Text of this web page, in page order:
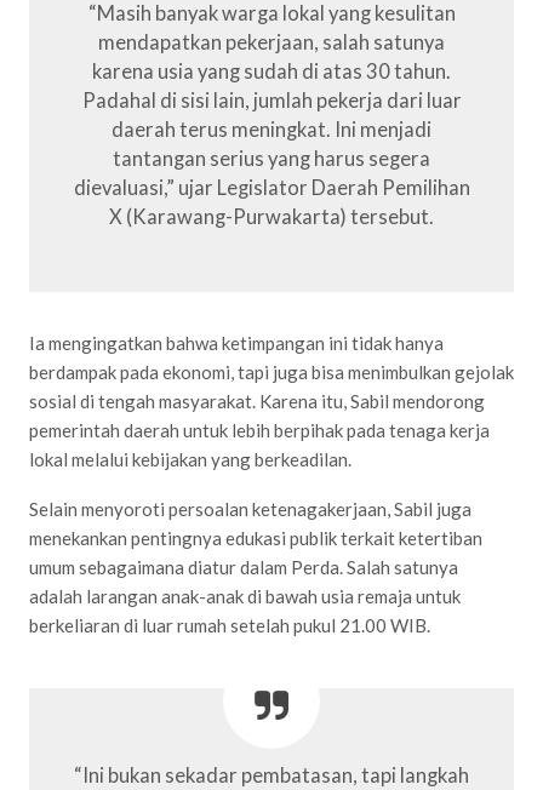
“Masih banyak warga lokal yang kesulitan
mendapatkan pekerjaan, salah satunya
karena usia yang sudah di atas 30 tahun.
Padahal di sisi lain, jumlah pekerja dari luar
daerah terus meningkat. Ini menjadi
tantangan serius yang harus segera
dievaluasi,” ujar Legislator Daerah Pemilihan
X (Karawang-Purwakarta) tersebut.
Ia mengingatkan bahwa ketimpangan ini tidak hanya
berdampak pada ekonomi, tapi juga bisa menimbulkan gejolak
sosial di tengah masyarakat. Karena itu, Sabil mendorong
pemerintah daerah untuk lebih berpihak pada tenaga kerja
lokal melalui kebijakan yang berkeadilan.
Selain menyoroti persoalan ketenagakerjaan, Sabil juga
menekankan pentingnya edukasi publik terkait ketertiban
umum sebagaimana diatur dalam Perda. Salah satunya
adalah larangan anak-anak di bawah usia remaja untuk
berkeliaran di luar rumah setelah pukul 21.00 WIB.
“Ini bukan sekadar pembatasan, tapi langkah